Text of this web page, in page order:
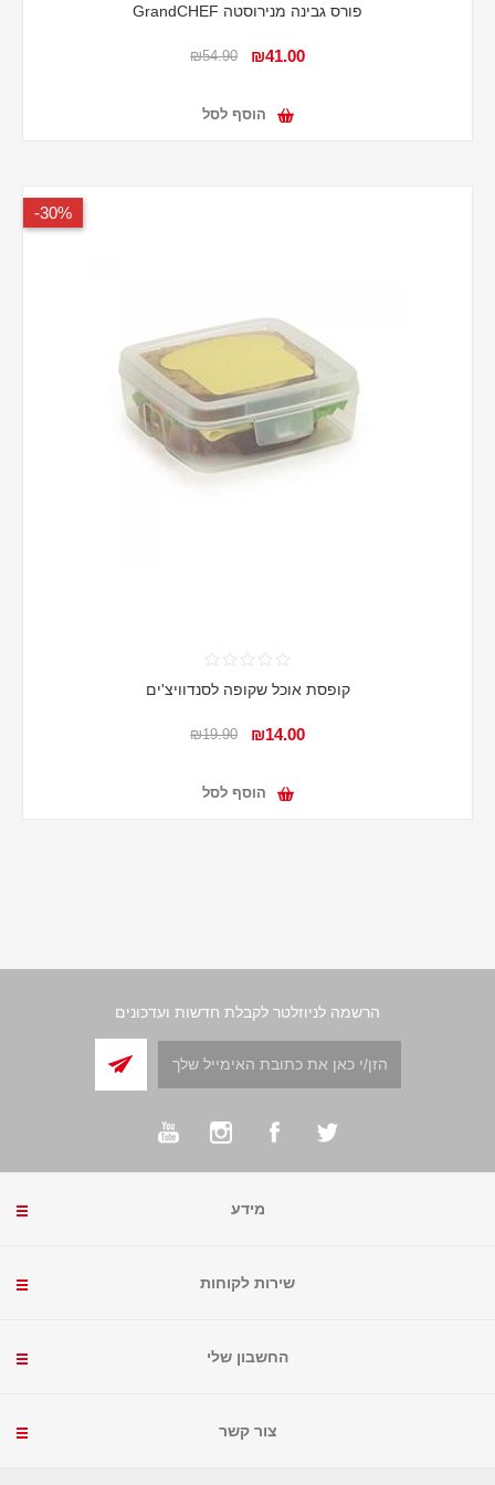
פורס גבינה מנירוסטה GrandCHEF
₪41.00
₪54.90
הוסף לסל
30%-
קופסת אוכל שקופה לסנדוויצ'ים
₪14.00
₪19.90
הוסף לסל
הרשמה לניוזלטר לקבלת חדשות ועדכונים
מידע
שירות לקוחות
החשבון שלי
צור קשר